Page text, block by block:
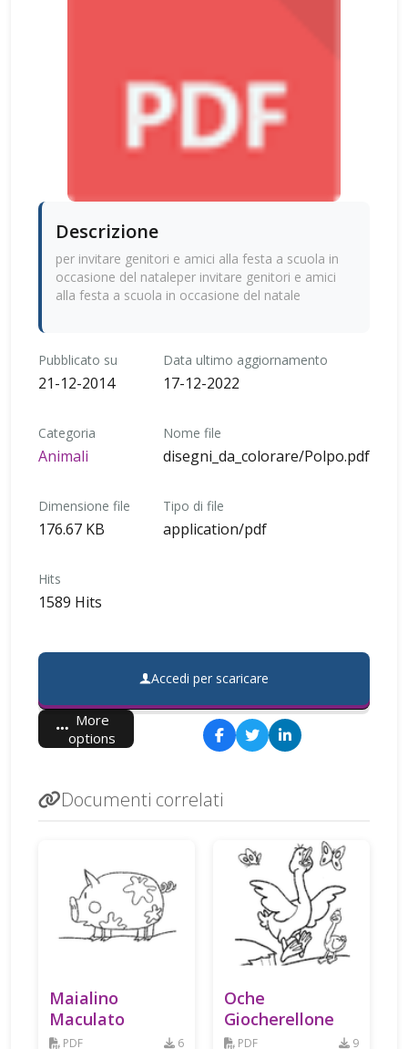
Descrizione
per invitare genitori e amici alla festa a scuola in
occasione del nataleper invitare genitori e amici
alla festa a scuola in occasione del natale
Pubblicato su
21-12-2014
Data ultimo aggiornamento
17-12-2022
Categoria
Animali
Nome file
disegni_da_colorare/Polpo.pdf
Dimensione file
176.67 KB
Tipo di file
application/pdf
Hits
1589 Hits
Accedi per scaricare
More
options
Documenti correlati
Maialino
Maculato
PDF 6
Oche
Giocherellone
PDF 9